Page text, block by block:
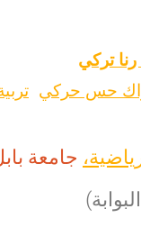
تركي
حس حركي
جامعة بابل،